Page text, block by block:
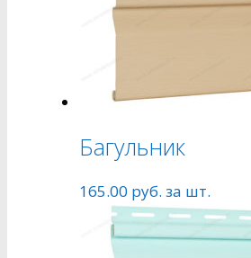
Багульник
165.00 руб. за шт.